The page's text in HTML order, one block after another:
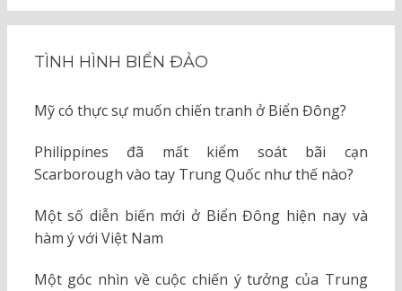
TÌNH HÌNH BIỂN ĐẢO
Mỹ có thực sự muốn chiến tranh ở Biển Đông?
Philippines đã mất kiểm soát bãi cạn
Scarborough vào tay Trung Quốc như thế nào?
Một số diễn biến mới ở Biển Đông hiện nay và
hàm ý với Việt Nam
Một góc nhìn về cuộc chiến ý tưởng của Trung